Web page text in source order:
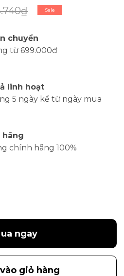
Sale
chuyển
từ 699.000đ
linh hoạt
5 ngày kể từ ngày mua
hãng
chính hãng 100%
ngay
giỏ hàng